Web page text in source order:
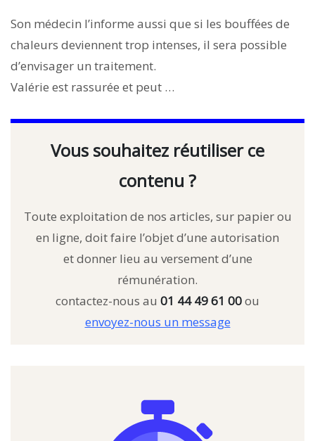
Son médecin l’informe aussi que si les bouffées de
chaleurs deviennent trop intenses, il sera possible
d’envisager un traitement.
Valérie est rassurée et peut …
Vous souhaitez réutiliser ce
contenu ?
Toute exploitation de nos articles, sur papier ou
en ligne, doit faire l’objet d’une autorisation
et donner lieu au versement d’une
rémunération.
contactez-nous au 01 44 49 61 00ou
envoyez-nous un message